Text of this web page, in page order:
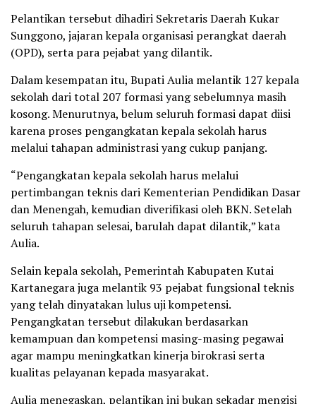
Pelantikan tersebut dihadiri Sekretaris Daerah Kukar
Sunggono, jajaran kepala organisasi perangkat daerah
(OPD), serta para pejabat yang dilantik.
Dalam kesempatan itu, Bupati Aulia melantik 127 kepala
sekolah dari total 207 formasi yang sebelumnya masih
kosong. Menurutnya, belum seluruh formasi dapat diisi
karena proses pengangkatan kepala sekolah harus
melalui tahapan administrasi yang cukup panjang.
“Pengangkatan kepala sekolah harus melalui
pertimbangan teknis dari Kementerian Pendidikan Dasar
dan Menengah, kemudian diverifikasi oleh BKN. Setelah
seluruh tahapan selesai, barulah dapat dilantik,” kata
Aulia.
Selain kepala sekolah, Pemerintah Kabupaten Kutai
Kartanegara juga melantik 93 pejabat fungsional teknis
yang telah dinyatakan lulus uji kompetensi.
Pengangkatan tersebut dilakukan berdasarkan
kemampuan dan kompetensi masing-masing pegawai
agar mampu meningkatkan kinerja birokrasi serta
kualitas pelayanan kepada masyarakat.
Aulia menegaskan, pelantikan ini bukan sekadar mengisi